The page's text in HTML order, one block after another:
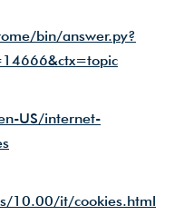
bin/answer.py?
US/internet-
10.00/it/cookies.html